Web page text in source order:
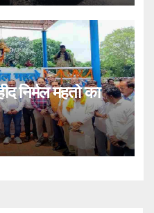
निर्मल महतो का